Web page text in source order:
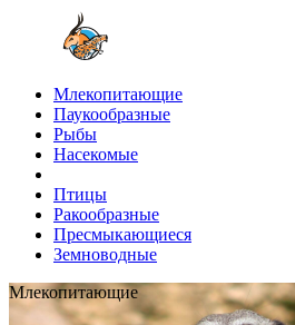
Млекопитающие
Паукообразные
Рыбы
Насекомые
Птицы
Ракообразные
Пресмыкающиеся
Земноводные
Млекопитающие